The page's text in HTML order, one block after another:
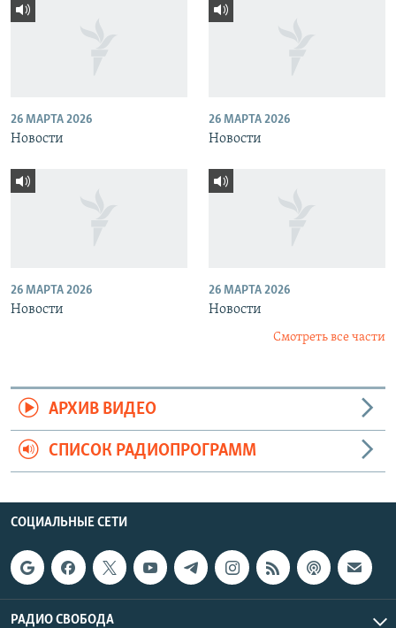
26 МАРТА 2026
Новости
26 МАРТА 2026
Новости
26 МАРТА 2026
Новости
26 МАРТА 2026
Новости
Смотреть все части
АРХИВ ВИДЕО
СПИСОК РАДИОПРОГРАММ
СОЦИАЛЬНЫЕ СЕТИ
РАДИО СВОБОДА